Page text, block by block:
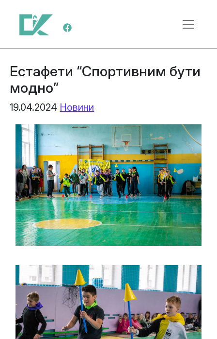
Skip to content
Main Navigation
Естафети “Спортивним бути
модно”
19.04.2024 Новини